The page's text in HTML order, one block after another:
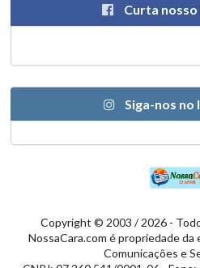
Curta
Siga-nos no
Copyright © 2003 / 2026 -
NossaCara.com é propriedade da
Comunicações e